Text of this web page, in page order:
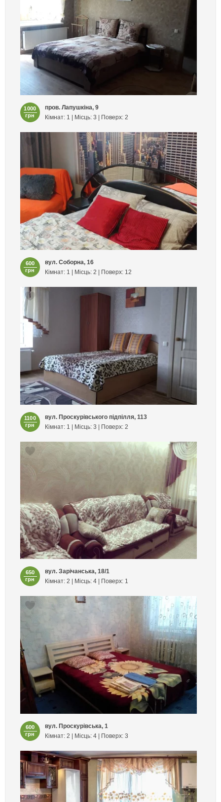
1000
грн
пров. Лапушкіна, 9
Кімнат: 1 | Місць: 3 | Поверх: 2
600
грн
вул. Соборна, 16
Кімнат: 1 | Місць: 2 | Поверх: 12
1100
грн
вул. Проскурівського підпілля, 113
Кімнат: 1 | Місць: 3 | Поверх: 2
650
грн
вул. Зарічанська, 18/1
Кімнат: 2 | Місць: 4 | Поверх: 1
600
грн
вул. Проскурівська, 1
Кімнат: 2 | Місць: 4 | Поверх: 3